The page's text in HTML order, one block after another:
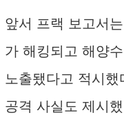
앞서 프랙 보고서
가 해킹되고 해양
노출됐다고 적시
공격 사실도 제시